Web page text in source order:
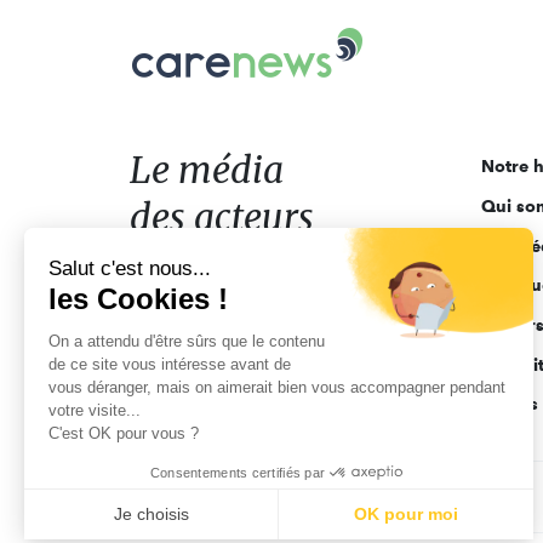
Le
acteurs
de
l'engagement
Le média
des acteurs
de l'engagement
Notre
Qui
Ligne
Salut c'est nous...
les Cookies !
On a attendu d'être sûrs que le contenu
de ce site vous intéresse avant de
vous déranger, mais on aimerait bien vous accompagner pendant
votre visite...
C'est OK pour vous ?
Consentements certifiés par
Je choisis OK pour moi